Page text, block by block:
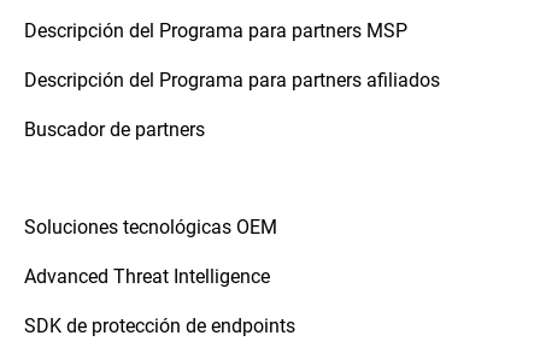
Descripción del Programa para partners MSP
Descripción del Programa para partners afiliados
Buscador de partners
Soluciones tecnológicas OEM
Advanced Threat Intelligence
SDK de protección de endpoints